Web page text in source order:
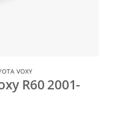
VOXY
R60 2001-